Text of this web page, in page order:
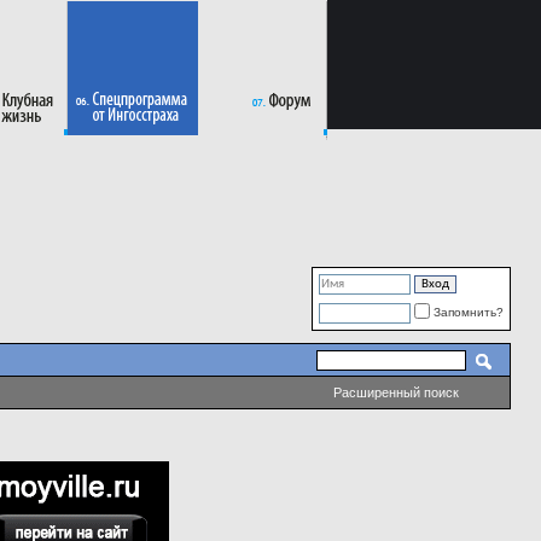
Запомнить?
Расширенный поиск